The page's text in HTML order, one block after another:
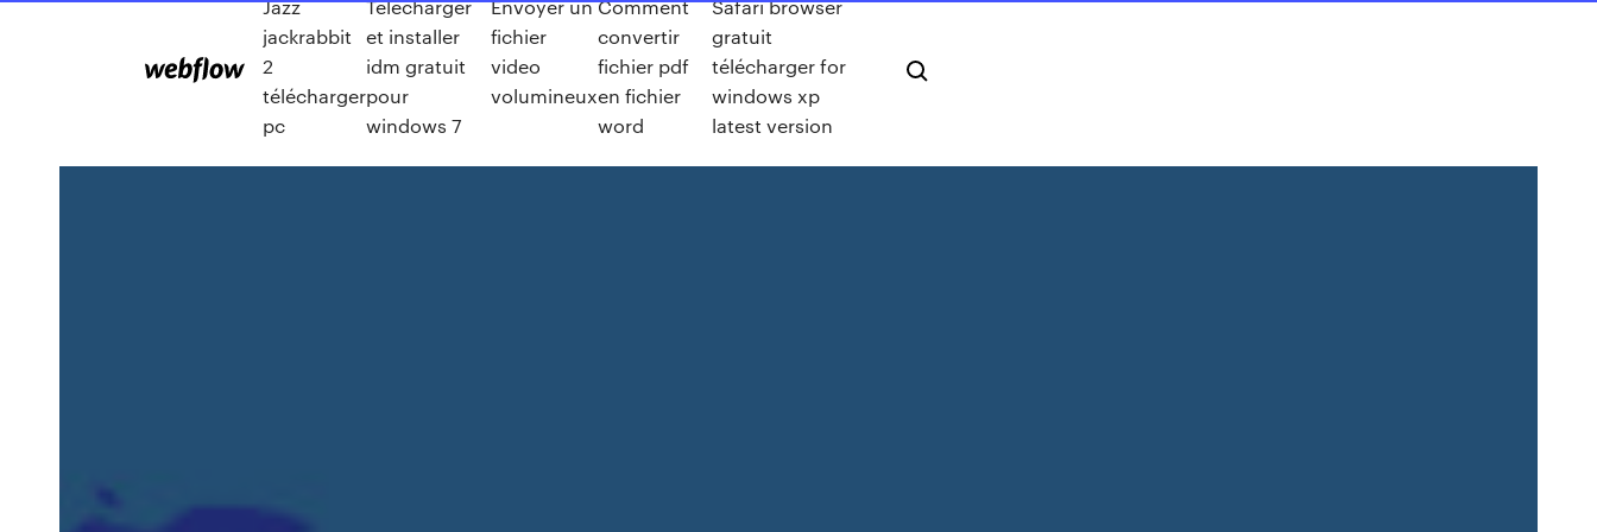
Jazz
jackrabbit
2
télécharger
pc
Telecharger
et installer
idm gratuit
pour
windows 7
Envoyer un
fichier
video
volumineux
Comment
convertir
fichier pdf
en fichier
word
Safari browser
gratuit
télécharger for
windows xp
latest version